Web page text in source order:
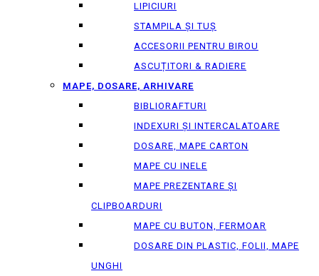
LIPICIURI
STAMPILA ȘI TUȘ
ACCESORII PENTRU BIROU
ASCUȚITORI & RADIERE
MAPE, DOSARE, ARHIVARE
BIBLIORAFTURI
INDEXURI ȘI INTERCALATOARE
DOSARE, MAPE CARTON
MAPE CU INELE
MAPE PREZENTARE ȘI
CLIPBOARDURI
MAPE CU BUTON, FERMOAR
DOSARE DIN PLASTIC, FOLII, MAPE
UNGHI